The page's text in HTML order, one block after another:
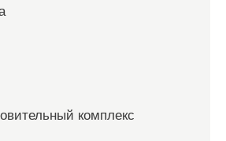
комплекс